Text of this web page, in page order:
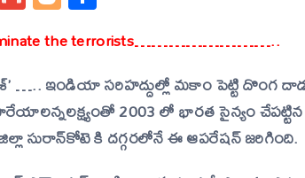
the terrorists……………………..
….. ఇండియా సరిహద్దుల్లో మకాం పెట్టి దొంగ
2003 లో భారత సైన్యం
సురాన్‌కోటె కి దగ్గరలోనే ఈ ఆపరేషన్ జరిగింది.